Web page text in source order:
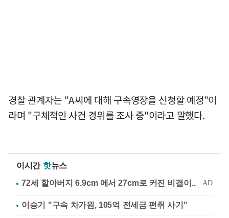
경찰 관계자는 "A씨에 대해 구속영장을 신청할 예정"이
라며 "구체적인 사건 경위를 조사 중"이라고 말했다.
이시간 핫뉴스
이승기 "구속 차가원, 105억 전세금 편취 사기"